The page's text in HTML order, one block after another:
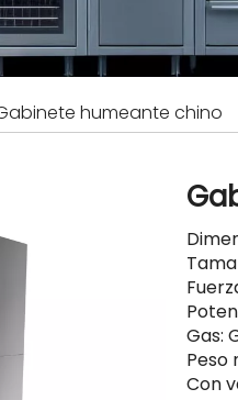
humeante chino
Gas:
Peso
Con